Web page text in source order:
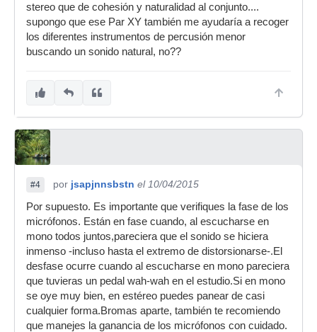
stereo que de cohesión y naturalidad al conjunto....
supongo que ese Par XY también me ayudaría a recoger
los diferentes instrumentos de percusión menor
buscando un sonido natural, no??
#4 por jsapjnnsbstn el 10/04/2015
Por supuesto. Es importante que verifiques la fase de los
micrófonos. Están en fase cuando, al escucharse en
mono todos juntos,pareciera que el sonido se hiciera
inmenso -incluso hasta el extremo de distorsionarse-.El
desfase ocurre cuando al escucharse en mono pareciera
que tuvieras un pedal wah-wah en el estudio.Si en mono
se oye muy bien, en estéreo puedes panear de casi
cualquier forma.Bromas aparte, también te recomiendo
que manejes la ganancia de los micrófonos con cuidado.